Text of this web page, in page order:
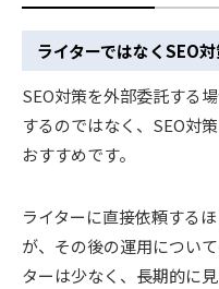
ライターではなくSEO
SEO対策を外部委託する
するのではなく、SEO対
おすすめです。
ライターに直接依頼する
が、その後の運用につい
ターは少なく、長期的に